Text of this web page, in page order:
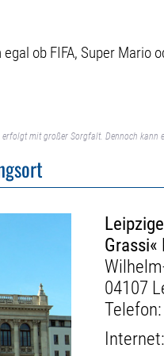
ob FIFA, Super
mit großer Sorgfalt. Dennoch
Grassi«
04107
Telefon: